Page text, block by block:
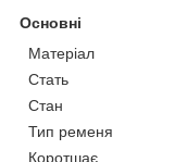
Основні
Матеріал
Стать
Стан
Тип ременя
Коротшає